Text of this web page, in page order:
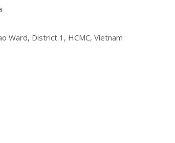
Ward, District 1, HCMC, Vietnam